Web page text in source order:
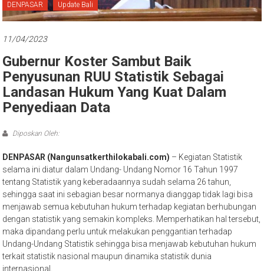
Bali
DENPASAR Update Bali
11/04/2023
Gubernur Koster Sambut Baik
Penyusunan RUU Statistik Sebagai
Landasan Hukum Yang Kuat Dalam
Penyediaan Data
Diposkan Oleh:
DENPASAR (Nangunsatkerthilokabali.com) – Kegiatan Statistik
selama ini diatur dalam Undang- Undang Nomor 16 Tahun 1997
tentang Statistik yang keberadaannya sudah selama 26 tahun,
sehingga saat ini sebagian besar normanya dianggap tidak lagi bisa
menjawab semua kebutuhan hukum terhadap kegiatan berhubungan
dengan statistik yang semakin kompleks. Memperhatikan hal tersebut,
maka dipandang perlu untuk melakukan penggantian terhadap
Undang-Undang Statistik sehingga bisa menjawab kebutuhan hukum
terkait statistik nasional maupun dinamika statistik dunia
internasional.